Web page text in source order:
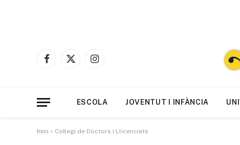
Facebook
X
Instagram
ESCOLA JOVENTUT I INFÀNCIA
Inici » Col·legi de Doctors i Llicenciats